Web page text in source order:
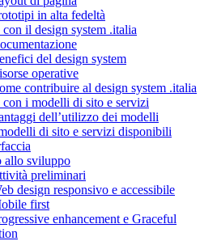
in alta fedeltà
con il design system .italia
del design system
operative
contribuire al design system .italia
con i modelli di sito e servizi
dell’utilizzo dei modelli
di sito e servizi disponibili
allo sviluppo
preliminari
design responsivo e accessibile
first
enhancement e Graceful